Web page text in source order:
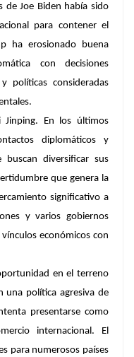
de Joe Biden había sido
para contener el
ha erosionado buena
con decisiones
políticas consideradas
Jinping. En los últimos
diplomáticos y
buscan diversificar sus
que genera la
significativo a
y varios gobiernos
económicos con
en el terreno
una política agresiva de
presentarse como
internacional. El
para numerosos países